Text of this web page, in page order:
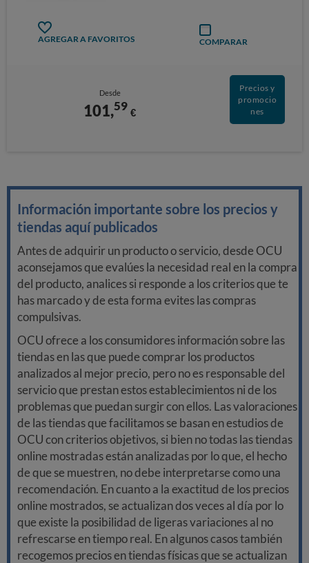
AGREGAR A FAVORITOS COMPARAR
Desde
101,59 €
Precios y
promocio
nes
Información importante sobre los precios y
tiendas aquí publicados
Antes de adquirir un producto o servicio, desde OCU
aconsejamos que evalúes la necesidad real en la compra
del producto, analices si responde a los criterios que te
has marcado y de esta forma evites las compras
compulsivas.
OCU ofrece a los consumidores información sobre las
tiendas en las que puede comprar los productos
analizados al mejor precio, pero no es responsable del
servicio que prestan estos establecimientos ni de los
problemas que puedan surgir con ellos. Las valoraciones
de las tiendas que facilitamos se basan en estudios de
OCU con criterios objetivos, si bien no todas las tiendas
online mostradas están analizadas por lo que, el hecho
de que se muestren, no debe interpretarse como una
recomendación. En cuanto a la exactitud de los precios
online mostrados, se actualizan dos veces al día por lo
que existe la posibilidad de ligeras variaciones al no
refrescarse en tiempo real. En algunos casos también
recogemos precios en tiendas físicas que se actualizan